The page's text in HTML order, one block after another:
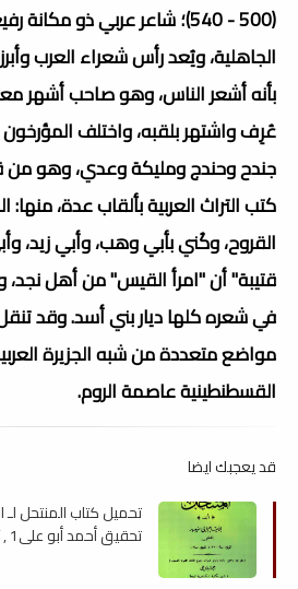
(500 - 540)؛ شاعر عربي ذو
الجاهلية، ويُعد رأس شعراء العرب
بأنه أشعر الناس، وهو صاحب أشهر
عُرِف واشتهر بلقبه، واختلف
جندح وحندج ومليكة وعدي، وهو من
كتب التراث العربية بألقاب عدة،
القروح، وكُني بأبي وهب، وأبي زيد،
قتيبة" أن "امرأ القيس" من أهل نجد،
في شعره كلها ديار بني أسد. وقد
مواضع متعددة من شبه الجزيرة
القسطنطينية عاصمة الروم.
قد يعجبك ايضا
تحميل كتاب المنتحل لـ
تحقيق أحمد أبو علي1 , pdf